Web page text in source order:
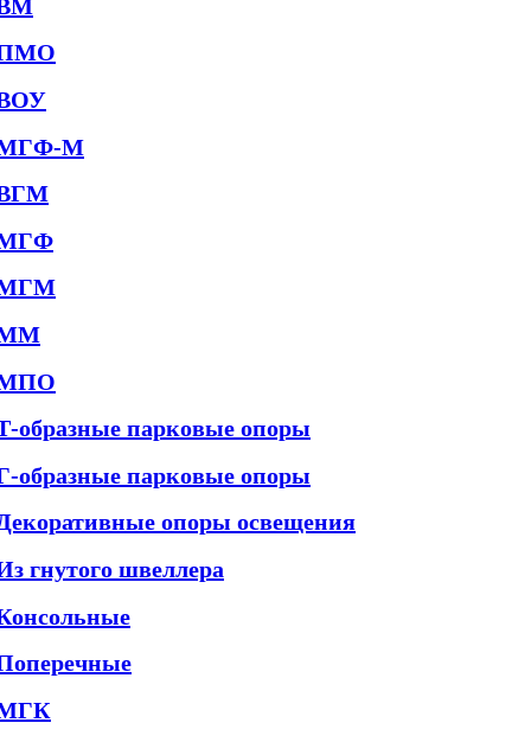
М
образные парковые опоры
образные парковые опоры
опоры освещения
гнутого швеллера